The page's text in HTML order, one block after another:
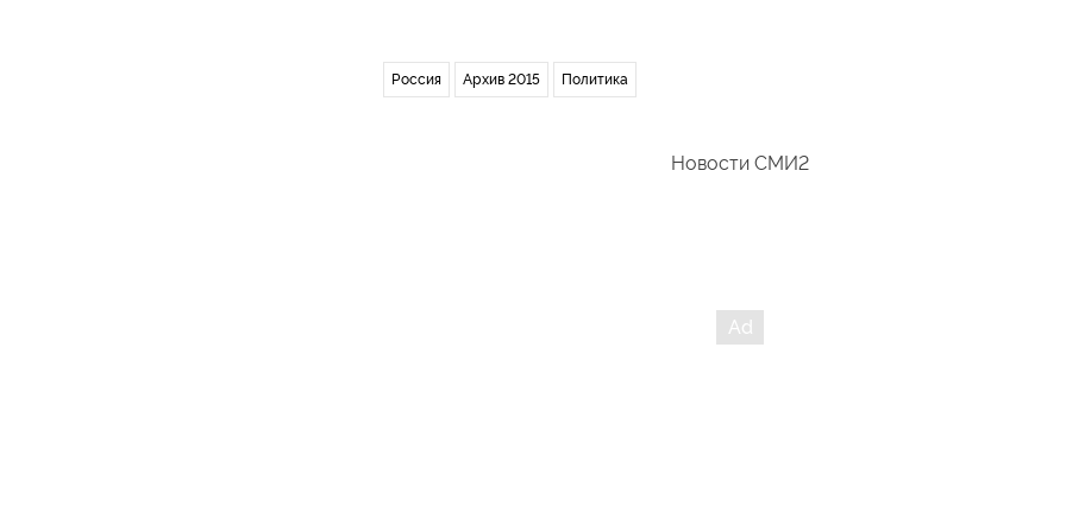
Россия Архив 2015 Политика
Новости СМИ2